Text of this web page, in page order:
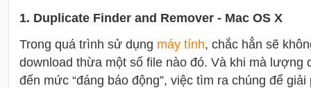
1. Duplicate Finder and Remover - Mac OS X
Trong quá trình sử dụng máy tính, chắc hẳn sẽ
download thừa một số file nào đó. Và khi mà lượng
đến mức “đáng báo động”, việc tìm ra chúng để